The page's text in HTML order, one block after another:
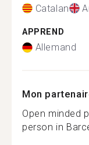
Catalan
APPREND
Allemand
Mon
Open minded
person in